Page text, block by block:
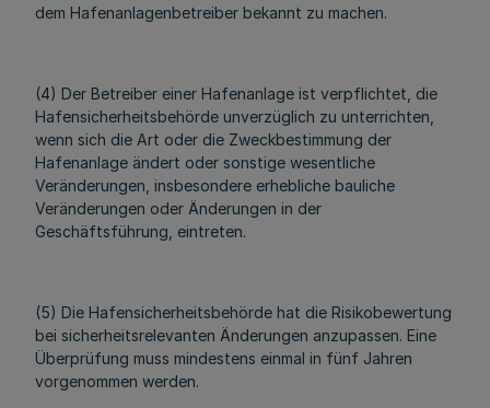
dem Hafenanlagenbetreiber bekannt zu machen.
(4) Der Betreiber einer Hafenanlage ist verpflichtet, die
Hafensicherheitsbehörde unverzüglich zu unterrichten,
wenn sich die Art oder die Zweckbestimmung der
Hafenanlage ändert oder sonstige wesentliche
Veränderungen, insbesondere erhebliche bauliche
Veränderungen oder Änderungen in der
Geschäftsführung, eintreten.
(5) Die Hafensicherheitsbehörde hat die Risikobewertung
bei sicherheitsrelevanten Änderungen anzupassen. Eine
Überprüfung muss mindestens einmal in fünf Jahren
vorgenommen werden.